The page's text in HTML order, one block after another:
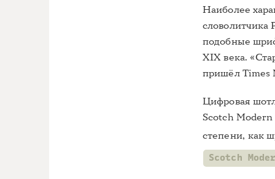
Наиболее
словолитчика
подобные
XIX века.
пришёл Times
Цифровая
Scotch
степени, как
Scotch